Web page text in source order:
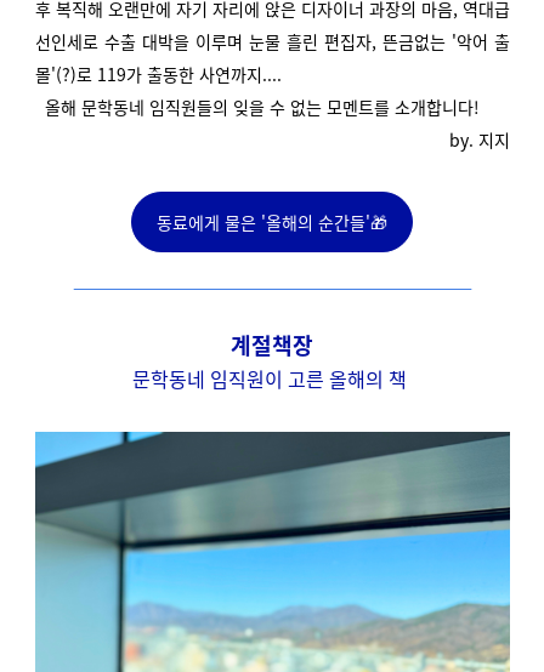
후 복직해 오랜만에 자기 자리에 앉은 디자이너 과장의 마음, 역대급
선인세로 수출 대박을 이루며 눈물 흘린 편집자, 뜬금없는 '악어 출
몰'(?)로 119가 출동한 사연까지....
올해 문학동네 임직원들의 잊을 수 없는 모멘트를 소개합니다!
by. 지지
동료에게 물은 '올해의 순간들'🎁
계절책장
문학동네 임직원이 고른 올해의 책